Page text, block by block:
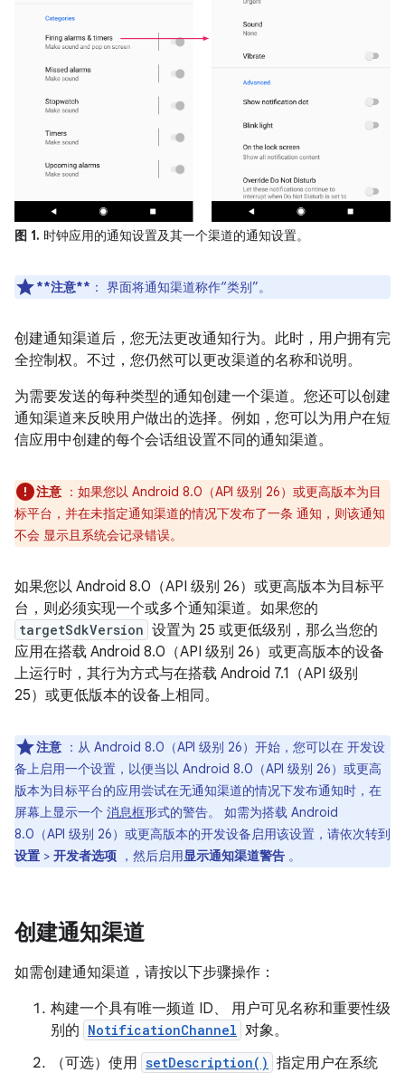
图 1. 时钟应用的通知设置及其一个渠道的通知设置。
**注意** ： 界面将通知渠道称作“类别”。
创建通知渠道后，您无法更改通知行为。此时，用户拥有完
全控制权。不过，您仍然可以更改渠道的名称和说明。
为需要发送的每种类型的通知创建一个渠道。您还可以创建
通知渠道来反映用户做出的选择。例如，您可以为用户在短
信应用中创建的每个会话组设置不同的通知渠道。
注意 ：如果您以 Android 8.0（API 级别 26）或更高版本为目
标平台，并在未指定通知渠道的情况下发布了一条 通知，则该通知
不会 显示且系统会记录错误。
如果您以 Android 8.0（API 级别 26）或更高版本为目标平
台，则必须实现一个或多个通知渠道。如果您的
targetSdkVersion 设置为 25 或更低级别，那么当您的
应用在搭载 Android 8.0（API 级别 26）或更高版本的设备
上运行时，其行为方式与在搭载 Android 7.1（API 级别
25）或更低版本的设备上相同。
注意 ：从 Android 8.0（API 级别 26）开始，您可以在 开发设
备上启用一个设置，以便当以 Android 8.0（API 级别 26）或更高
版本为目标平台的应用尝试在无通知渠道的情况下发布通知时，在
屏幕上显示一个 消息框形式的警告。 如需为搭载 Android
8.0（API 级别 26）或更高版本的开发设备启用该设置，请依次转到
设置 > 开发者选项 ，然后启用显示通知渠道警告 。
创建通知渠道
如需创建通知渠道，请按以下步骤操作：
构建一个具有唯一频道 ID、 用户可见名称和重要性级
别的 NotificationChannel 对象。
（可选）使用 setDescription() 指定用户在系统